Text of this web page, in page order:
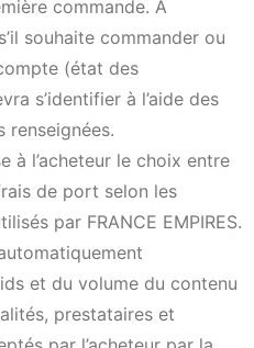
commande. A
souhaite commander ou
(état des
s’identifier à l’aide des
renseignées.
à l’acheteur le choix entre
de port selon les
par FRANCE EMPIRES.
et du volume du contenu
prestataires et